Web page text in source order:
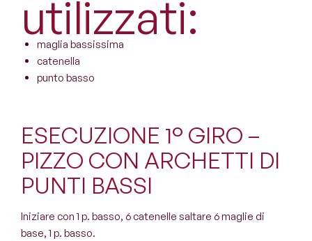
utilizzati:
maglia bassissima
catenella
punto basso
ESECUZIONE 1° GIRO –
PIZZO CON ARCHETTI DI
PUNTI BASSI
Iniziare con 1 p. basso, 6 catenelle saltare 6 maglie di
base, 1 p. basso.